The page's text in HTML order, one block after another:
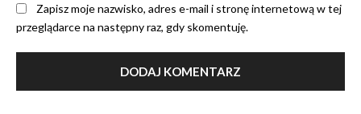
Zapisz moje nazwisko, adres e-mail i stronę internetową w tej
przeglądarce na następny raz, gdy skomentuję.